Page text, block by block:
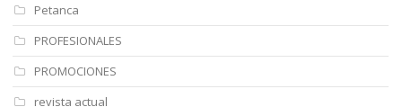
Petanca
PROFESIONALES
PROMOCIONES
revista actual